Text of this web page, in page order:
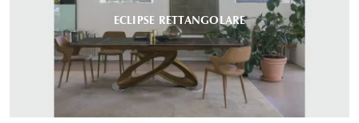
ECLIPSE RETTANGOLARE